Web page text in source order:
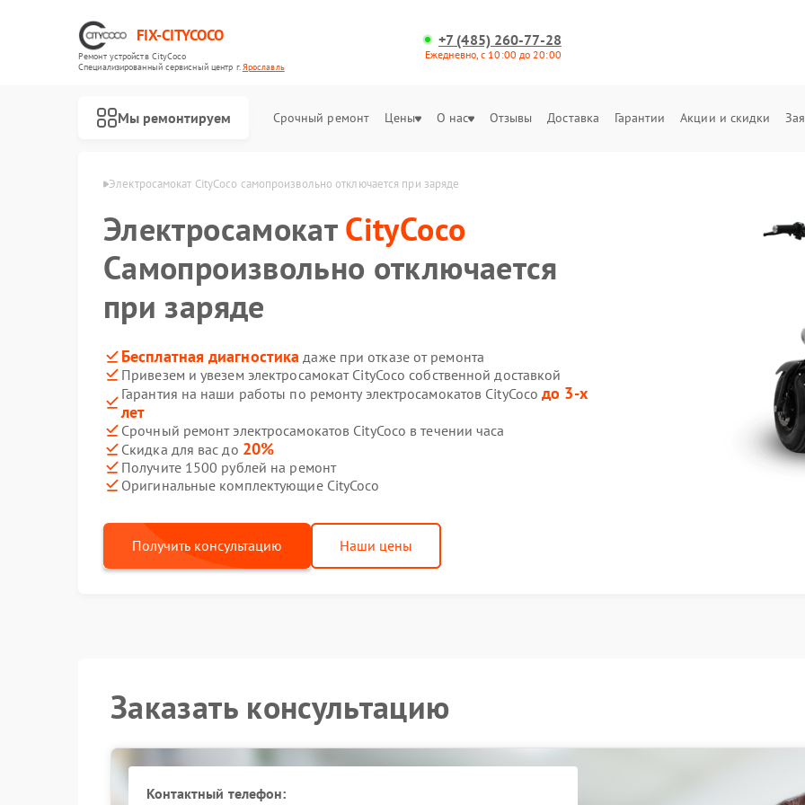
FIX-CITYCOCO
Ремонт устройств CityCoco
Специализированный cервисный центр г.Ярославль
+7 (485) 260-77-28
Ежедневно, с 10:00 до 20:00
Мы ремонтируем Срочный ремонт Цены О нас Отзывы Доставка Гарантии Акции и скидки
в Ярославле Электросамокат CityCoco самопроизвольно отключается при заряде
ЭлектросамокатCityCoco
Самопроизвольно отключается
при заряде
Бесплатная диагностика даже при отказе от ремонта
Привезем и увезем электросамокат CityCoco собственной доставкой
Гарантия на наши работы по ремонту электросамокатов CityCocoдо 3-х
лет
Срочный ремонт электросамокатов CityCoco в течении часа
Скидка для вас до 20%
Получите 1500 рублей на ремонт
Оригинальные комплектующие CityCoco
Получить консультацию Наши цены
Заказать консультацию
Контактный телефон: